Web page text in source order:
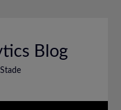
Blog